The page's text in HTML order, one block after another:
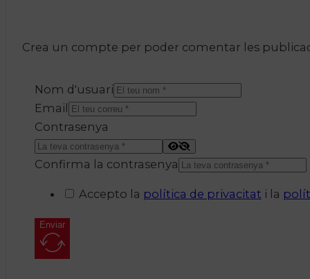
Crea un compte per poder comentar les
Nom d'usuari
Email
Contrasenya
Confirma la contrasenya
Accepto la política de privacitat i la
Enviar